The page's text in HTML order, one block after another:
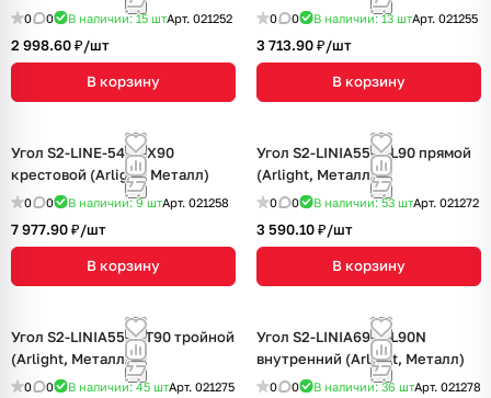
0 0 В наличии: 15 штАрт. 021252
2 998.60 ₽/шт
В корзину
0 0 В наличии: 13 штАрт. 021255
3 713.90 ₽/шт
В корзину
Угол S2-LINE-5470-X90
крестовой (Arlight, Металл)
0 0 В наличии: 9штАрт. 021258
7 977.90 ₽/шт
В корзину
Угол S2-LINIA55-F-L90 прямой
(Arlight, Металл)
0 0 В наличии: 53 штАрт. 021272
3 590.10 ₽/шт
В корзину
Угол S2-LINIA55-F-T90 тройной
(Arlight, Металл)
0 0 В наличии: 45 штАрт. 021275
Угол S2-LINIA69-F-L90N
внутренний (Arlight, Металл)
0 0 В наличии: 36 штАрт. 021278